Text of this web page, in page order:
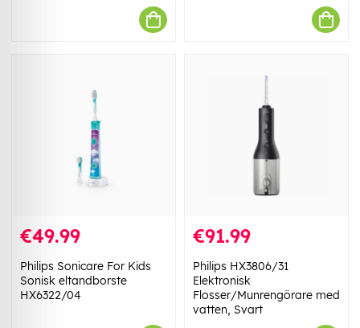
€49.99
Philips Sonicare For Kids
Sonisk eltandborste
HX6322/04
€91.99
Philips HX3806/31
Elektronisk
Flosser/Munrengörare med
vatten, Svart